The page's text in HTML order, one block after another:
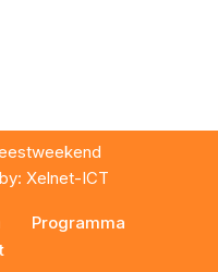
Xelnet-ICT
Programma